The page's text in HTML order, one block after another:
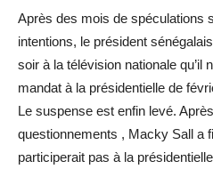
Après des mois de spéculations
intentions, le président
soir à la télévision nationale qu’il
mandat à la présidentielle de
Le suspense est enfin levé.
questionnements , Macky Sall a
participerait pas à la